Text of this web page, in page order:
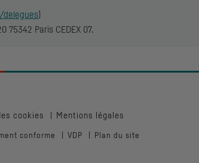
delegues
Paris CEDEX 07.
cookies Mentions légales
conforme VDP Plan du site